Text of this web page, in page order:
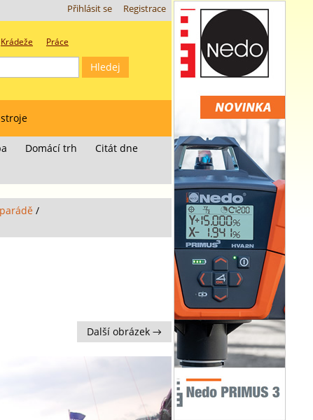
Registrace
Přihlásit se
Krádeže Práce
Domácí trh
Citát dne
/
Další obrázek →